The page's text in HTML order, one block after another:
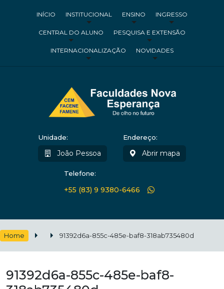
INÍCIO INSTITUCIONAL ENSINO INGRESSO
CENTRAL DO ALUNO PESQUISA E EXTENSÃO
INTERNACIONALIZAÇÃO NOVIDADES
Unidade:
João Pessoa
Endereço:
Abrir mapa
Telefone:
+55 (83) 9 9380-6466
Home 91392d6a-855c-485e-baf8-318ab735480d
91392d6a-855c-485e-baf8-